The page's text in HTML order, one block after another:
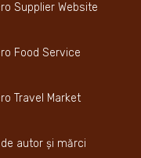
Supplier Website
Food Service
Travel Market
autor și mărci